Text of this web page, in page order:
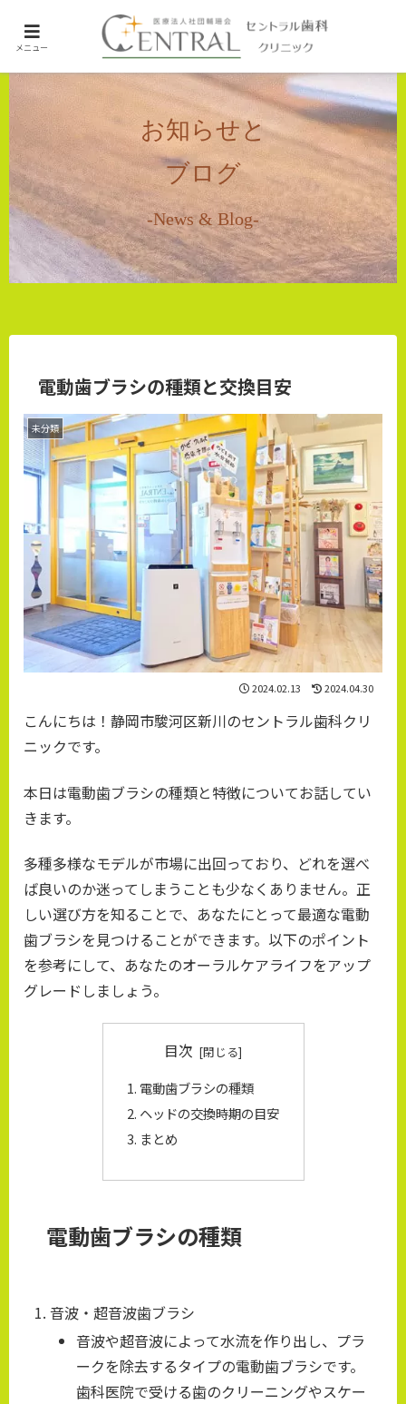
お知らせと
ブログ
-News & Blog-
ホーム
未分類
電動歯ブラシの種類と交換目安
未分類
2024.02.13 2024.04.30
こんにちは！静岡市駿河区新川のセントラル歯科クリ
ニックです。
本日は電動歯ブラシの種類と特徴についてお話してい
きます。
多種多様なモデルが市場に出回っており、どれを選べ
ば良いのか迷ってしまうことも少なくありません。正
しい選び方を知ることで、あなたにとって最適な電動
歯ブラシを見つけることができます。以下のポイント
を参考にして、あなたのオーラルケアライフをアップ
グレードしましょう。
目次
電動歯ブラシの種類
ヘッドの交換時期の目安
まとめ
電動歯ブラシの種類
音波・超音波歯ブラシ
音波や超音波によって水流を作り出し、プラ
ークを除去するタイプの電動歯ブラシです。
歯科医院で受ける歯のクリーニングやスケー
メニュー